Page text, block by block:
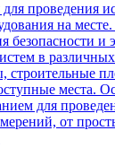
проведения
на
безопасности и
в
места.
для
от